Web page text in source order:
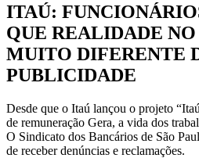
ITAÚ:
QUE REALIDADE
MUITO DIFERENTE
PUBLICIDADE
Desde que o Itaú lançou o projeto
de remuneração Gera, a vida dos
O Sindicato dos Bancários de São
de receber denúncias e reclamações.